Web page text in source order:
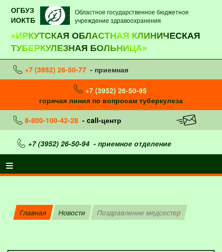
ОГБУЗ
ИОКТБ
Областное государственное бюджетное
учреждение здравоохранения
«ИРКУТСКАЯ ОБЛАСТНАЯ КЛИНИЧЕСКАЯ
ТУБЕРКУЛЕЗНАЯ БОЛЬНИЦА»
+7 (3952) 26-50-77 - приемная
+7 (3952) 26-50-95
горячая линия по вопросам туберкулеза
8-800-100-42-28 - call-центр
+7 (3952) 26-50-94- приемное отделение
Главная Новости Поздравление медсестер